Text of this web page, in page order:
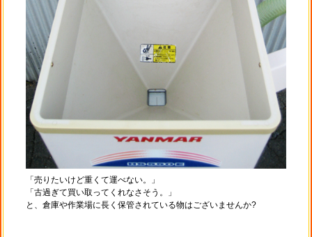
「売りたいけど重くて運べない。」
「古過ぎて買い取ってくれなさそう。」
と、倉庫や作業場に長く保管されている物はございませんか?